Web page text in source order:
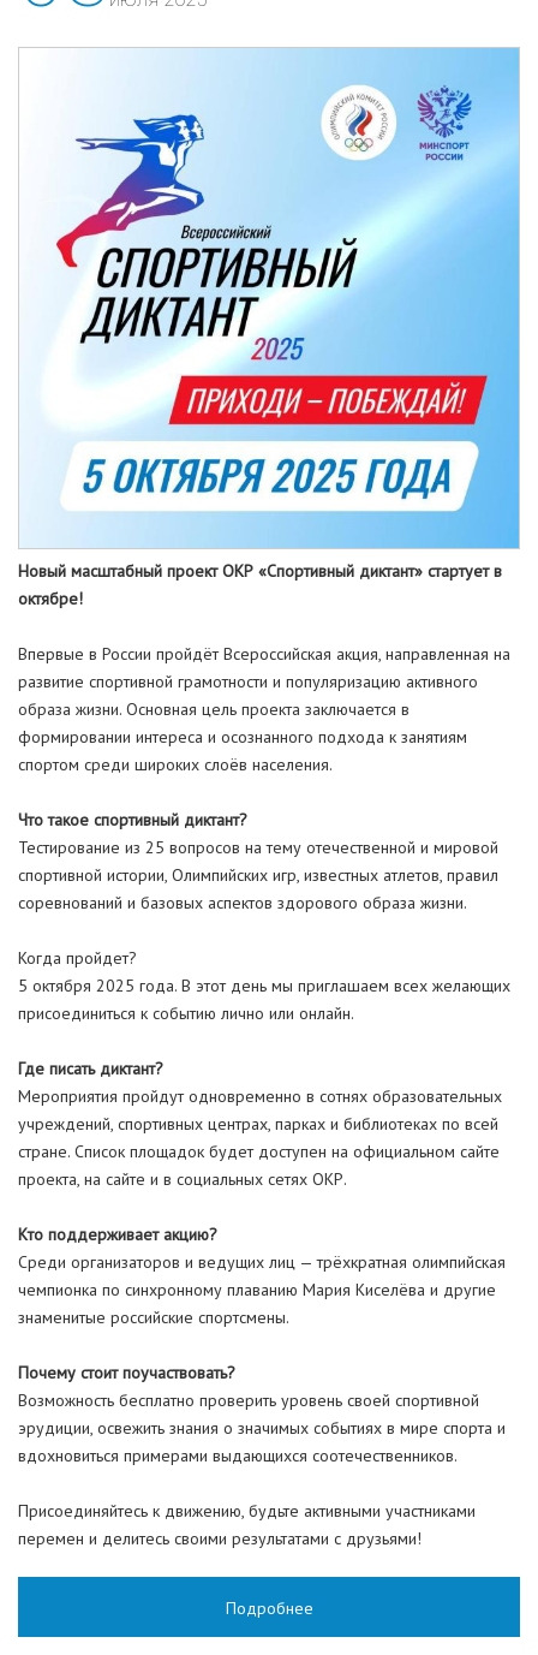
Новый масштабный проект ОКР «Спортивный диктант» стартует в
октябре!
Впервые в России пройдёт Всероссийская акция, направленная на
развитие спортивной грамотности и популяризацию активного
образа жизни. Основная цель проекта заключается в
формировании интереса и осознанного подхода к занятиям
спортом среди широких слоёв населения.
Что такое спортивный диктант?
Тестирование из 25 вопросов на тему отечественной и мировой
спортивной истории, Олимпийских игр, известных атлетов, правил
соревнований и базовых аспектов здорового образа жизни.
Когда пройдет?
5 октября 2025 года. В этот день мы приглашаем всех желающих
присоединиться к событию лично или онлайн.
Где писать диктант?
Мероприятия пройдут одновременно в сотнях образовательных
учреждений, спортивных центрах, парках и библиотеках по всей
стране. Список площадок будет доступен на официальном сайте
проекта, на сайте и в социальных сетях ОКР.
Кто поддерживает акцию?
Среди организаторов и ведущих лиц — трёхкратная олимпийская
чемпионка по синхронному плаванию Мария Киселёва и другие
знаменитые российские спортсмены.
Почему стоит поучаствовать?
Возможность бесплатно проверить уровень своей спортивной
эрудиции, освежить знания о значимых событиях в мире спорта и
вдохновиться примерами выдающихся соотечественников.
Присоединяйтесь к движению, будьте активными участниками
перемен и делитесь своими результатами с друзьями!
Подробнее